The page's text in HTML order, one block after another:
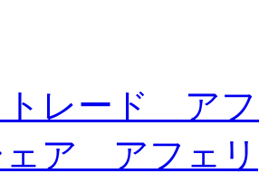
トレード ア
ェア アフェリ